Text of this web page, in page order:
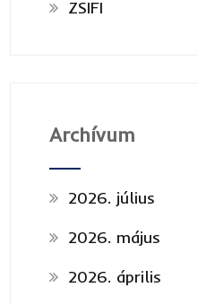
ZSIFI
Archívum
2026. július
2026. május
2026. április